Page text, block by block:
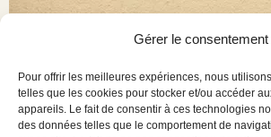
Gérer le consentement
Pour offrir les meilleures expériences, nous
telles que les cookies pour stocker et/ou accéder
appareils. Le fait de consentir à ces technologies
des données telles que le comportement de